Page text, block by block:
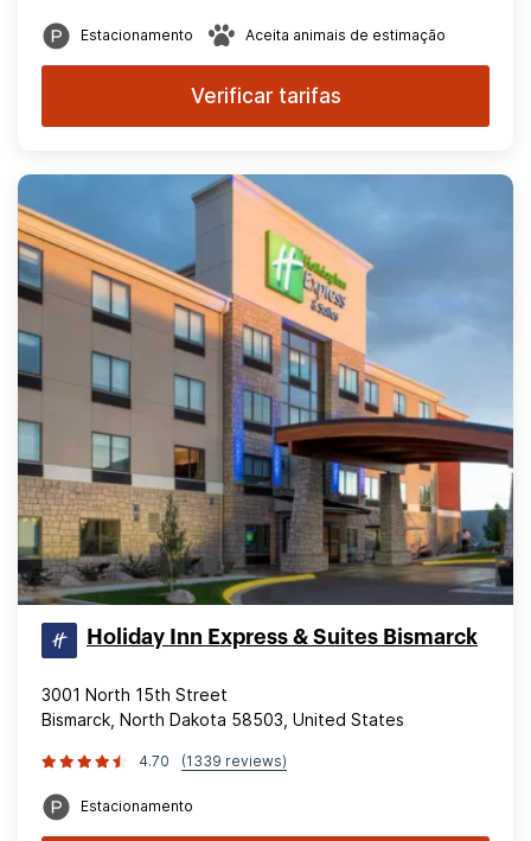
Estacionamento Aceita animais de estimação
Verificar tarifas
Holiday Inn Express & Suites Bismarck
3001 North 15th Street
Bismarck, North Dakota 58503, United States
4.70 (1339 reviews)
Estacionamento